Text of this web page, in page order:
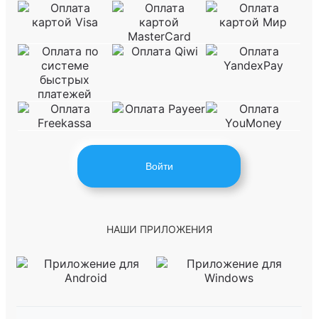
Войти
НАШИ ПРИЛОЖЕНИЯ